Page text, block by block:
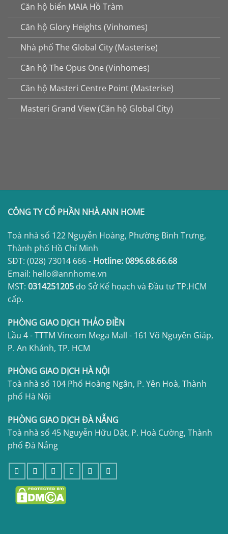
Căn hộ biển MAIA Hồ Tràm
Căn hộ Glory Heights (Vinhomes)
Nhà phố The Global City (Masterise)
Căn hộ The Opus One (Vinhomes)
Căn hộ Masteri Centre Point (Masterise)
Masteri Grand View (Căn hộ Global City)
CÔNG TY CỔ PHẦN NHÀ ANN HOME
Toà nhà số 122 Nguyễn Hoàng, Phường Bình Trưng,
Thành phố Hồ Chí Minh
SĐT: (028) 73014 666- Hotline:0896.68.66.68
Email: hello@annhome.vn
MST: 0314251205 do Sở Kế hoạch và Đầu tư TP.HCM
cấp.
PHÒNG GIAO DỊCH THẢO ĐIỀN
Lầu 4 - TTTM Vincom Mega Mall - 161 Võ Nguyên Giáp,
P. An Khánh, TP. HCM
PHÒNG GIAO DỊCH HÀ NỘI
Toà nhà số 104 Phố Hoàng Ngân, P. Yên Hoà, Thành
phố Hà Nội
PHÒNG GIAO DỊCH ĐÀ NẴNG
Toà nhà số 45 Nguyễn Hữu Dật, P. Hoà Cường, Thành
phố Đà Nẵng